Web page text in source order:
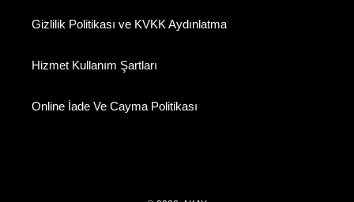
Gizlilik Politikası ve KVKK Aydınlatma
Hizmet Kullanım Şartları
Online İade Ve Cayma Politikası